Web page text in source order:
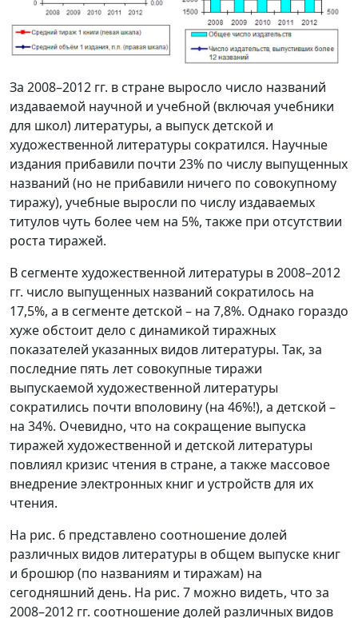
За 2008–2012 гг. в стране выросло число названий
издаваемой научной и учебной (включая учебники
для школ) литературы, а выпуск детской и
художественной литературы сократился. Научные
издания прибавили почти 23% по числу выпущенных
названий (но не прибавили ничего по совокупному
тиражу), учебные выросли по числу издаваемых
титулов чуть более чем на 5%, также при отсутствии
роста тиражей.
В сегменте художественной литературы в 2008–2012
гг. число выпущенных названий сократилось на
17,5%, а в сегменте детской – на 7,8%. Однако гораздо
хуже обстоит дело с динамикой тиражных
показателей указанных видов литературы. Так, за
последние пять лет совокупные тиражи
выпускаемой художественной литературы
сократились почти вполовину (на 46%!), а детской –
на 34%. Очевидно, что на сокращение выпуска
тиражей художественной и детской литературы
повлиял кризис чтения в стране, а также массовое
внедрение электронных книг и устройств для их
чтения.
На рис. 6 представлено соотношение долей
различных видов литературы в общем выпуске книг
и брошюр (по названиям и тиражам) на
сегодняшний день. На рис. 7 можно видеть, что за
2008–2012 гг. соотношение долей различных видов